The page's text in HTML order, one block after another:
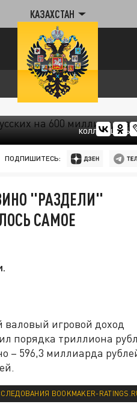
КАЗАХСТАН
КОЛЛАЖ
ПОДПИШИТЕСЬ:
"РАЗДЕЛИ"
САМОЕ
игровой доход
порядка триллиона
– 596,3 миллиарда
BOOKMAKER-